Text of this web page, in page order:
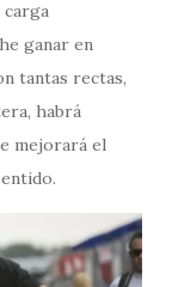
ganar en
tantas rectas,
habrá
mejorará el